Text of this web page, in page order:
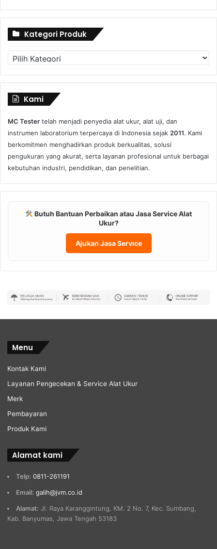
Kategori Produk
Kategori
Produk
Kami
MC Tester telah menjadi penyedia alat ukur, alat uji, dan
instrumen laboratorium terpercaya di Indonesia sejak 2011. Kami
berkomitmen menghadirkan produk berkualitas, solusi
pengukuran yang akurat, serta layanan profesional untuk berbagai
kebutuhan industri, pendidikan, dan penelitian.
Butuh Bantuan Perbaikan atau Jasa Service Alat
Ukur?
Ajukan Jasa Service
Menu
Kontak Kami
Layanan Pengecekan & Service Alat Ukur
Merk
Pembayaran
Produk Kami
Alamat kami
Telp: 0811-261191
Email: galih@jvm.co.id
Alamat: Jl. Raya Karanggintung, KM. 2 No. 7, Kec. Sumbang,
Kab. Banyumas, Jawa Tengah 53183